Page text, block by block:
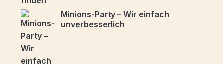
Minions-Party – Wir einfach
unverbesserlich